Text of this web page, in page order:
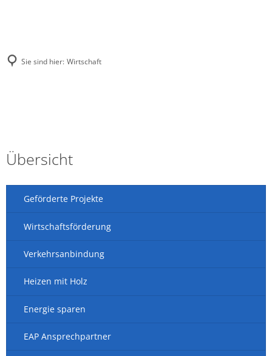
Sie sind hier: Wirtschaft
Übersicht
Geförderte Projekte
Wirtschaftsförderung
Verkehrsanbindung
Heizen mit Holz
Energie sparen
EAP Ansprechpartner